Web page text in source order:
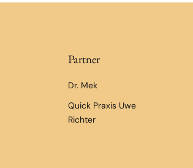
Partner
Dr. Mek
Quick Praxis Uwe
Richter